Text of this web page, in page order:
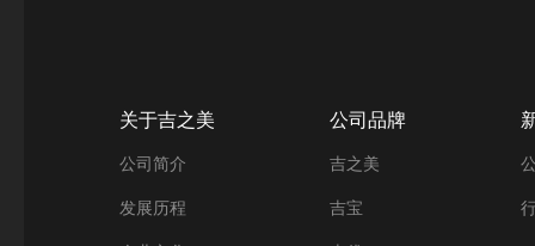
关于吉之美
公司简介
发展历程
公司品牌
吉之美
吉宝